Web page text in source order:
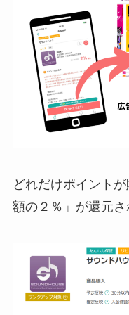
どれだけポイント
額の２％」が還元さ